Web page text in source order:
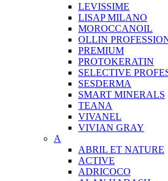
LEVISSIME
LISAP MILANO
MOROCCANOIL
OLLIN
PREMIUM
PROTOKERATIN
SELECTIVE
SESDERMA
SMART MINERALS
TEANA
VIVANEL
VIVIAN GRAY
A
ABRIL ET NATURE
ACTIVE
ADRICOCO